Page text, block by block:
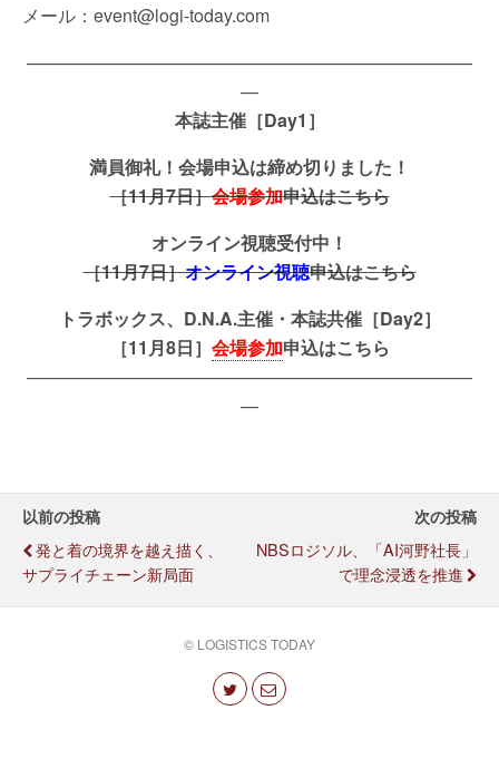
メール：event@logi-today.com
—————————————————————————
—
本誌主催［Day1］
満員御礼！会場申込は締め切りました！
［11月7日］会場参加申込はこちら
オンライン視聴受付中！
［11月7日］オンライン視聴申込はこちら
トラボックス、D.N.A.主催・本誌共催［Day2］
［11月8日］ 会場参加申込はこちら
—————————————————————————
—
以前の投稿
発と着の境界を越え描く、
サプライチェーン新局面
次の投稿
NBSロジソル、「AI河野社長」
で理念浸透を推進
© LOGISTICS TODAY